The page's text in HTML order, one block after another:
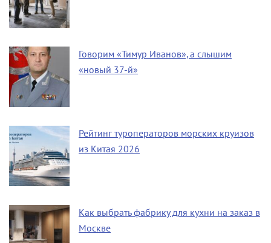
Говорим «Тимур Иванов», а слышим
«новый 37-й»
Рейтинг туроператоров морских круизов
из Китая 2026
Как выбрать фабрику для кухни на заказ в
Москве